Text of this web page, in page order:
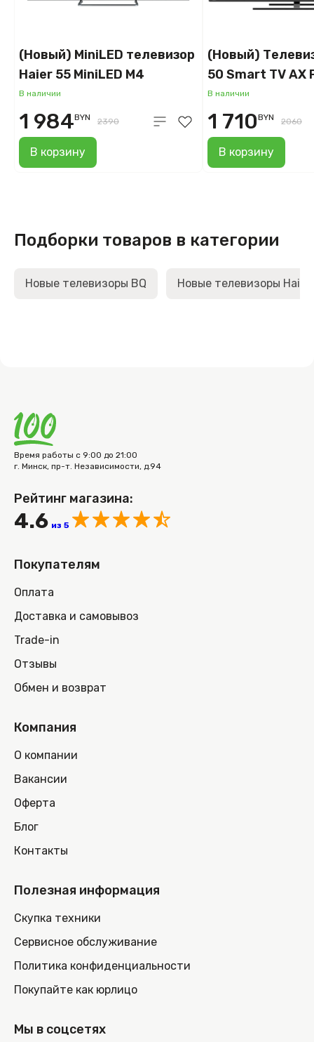
(Новый) MiniLED телевизор
Haier 55 MiniLED M4
В наличии
В корзину
1 984BYN 2390
(Новый)
50 Smart TV AX
В наличии
В корзину
1 710BYN 2060
Подборки товаров в категории
Новые телевизоры BQ Новые телевизоры Haier
Время работы с 9:00 до 21:00
г. Минск, пр-т. Независимости, д.94
Рейтинг магазина:
4.6 из 5
Покупателям
Оплата
Доставка и самовывоз
Trade-in
Отзывы
Обмен и возврат
Компания
О компании
Вакансии
Оферта
Блог
Контакты
Полезная информация
Скупка техники
Сервисное обслуживание
Политика конфиденциальности
Покупайте как юрлицо
Мы в соцсетях